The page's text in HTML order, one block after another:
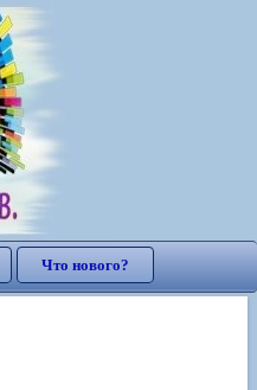
Что нового?